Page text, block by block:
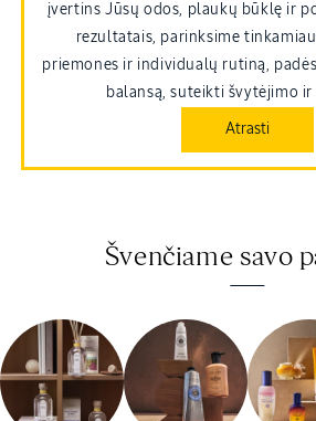
įvertins Jūsų odos, plaukų būklę ir
rezultatais, parinksime
priemones ir individualų rutiną,
balansą, suteikti švytėjimo
Atrasti
Švenčiame savo